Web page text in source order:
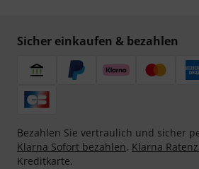
Sicher einkaufen & bezahlen
Bezahlen Sie vertraulich und sicher
Klarna Sofort bezahlen, Klarna
Kreditkarte.